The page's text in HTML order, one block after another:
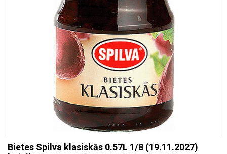
Bietes Spilva klasiskās 0.57L 1/8 (19.11.2027)